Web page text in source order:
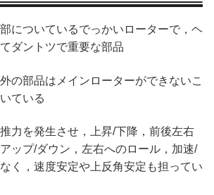
についているでっかいローターで，ヘ
ダントツで重要な部品
の部品はメインローターができないこ
ている
力を発生させ，上昇/下降，前後左右
ップ/ダウン，左右へのロール，加速/
く，速度安定や上反角安定も担ってい